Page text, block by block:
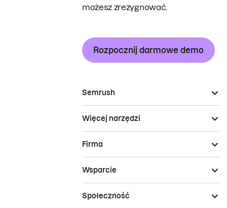
możesz zrezygnować.
Rozpocznij darmowe demo
Semrush
Więcej narzędzi
Firma
Wsparcie
Społeczność